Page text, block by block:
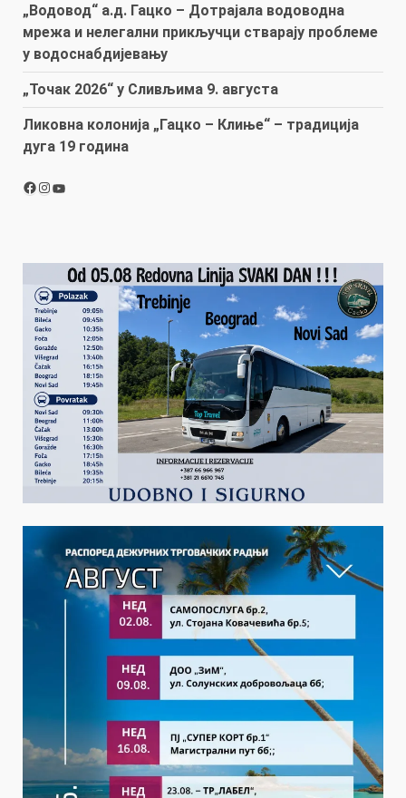
„Водовод“ а.д. Гацко – Дотрајала водоводна
мрежа и нелегални прикључци стварају проблеме
у водоснабдијевању
„Точак 2026“ у Сливљима 9. августа
Ликовна колонија „Гацко – Клиње“ – традиција
дуга 19 година
Facebook
Instagram
YouTube